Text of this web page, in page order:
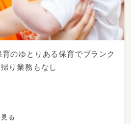
のゆとりある保育でブランク
り業務もなし
る